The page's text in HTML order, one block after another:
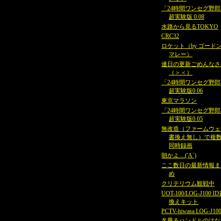
「24時間ワンセグ野郎
超実験版 0.08
水路から見るTOKYO
CRC32
ロケット（by ゴードン
マレー）
連日の更新ごめんな
（＞＜）
「24時間ワンセグ野郎
超実験版0.06
東京マラソン
「24時間ワンセグ野郎
超実験版0.05
無改造（ファームウ
書換え無し）で複
同時録画
朝かよ…('A`)
ここ数日の最新情報ま
め
クリテリウム観戦中
UOT-100/LOG-J100 ID
換えキット
PCTV-hiwasa LOG-J100